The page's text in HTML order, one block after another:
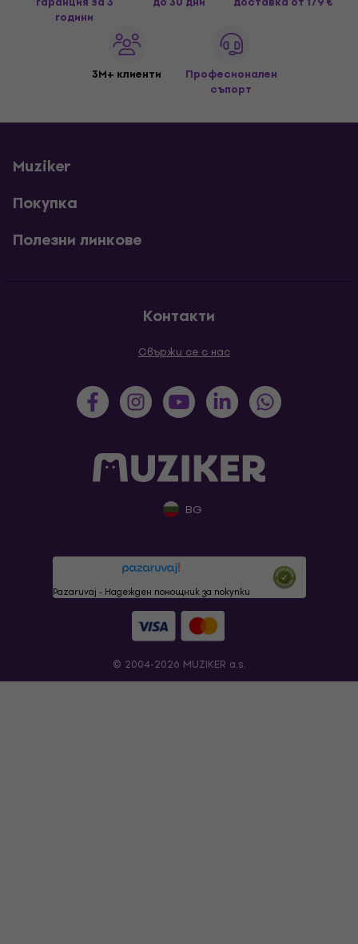
години
3M+ клиенти
Професионален
съпорт
Muziker
Покупка
Полезни линкове
Контакти
Свържи се с нас
BG
Pazaruvaj - Надежден помощник за покупки
© 2004-2026 MUZIKER a.s.